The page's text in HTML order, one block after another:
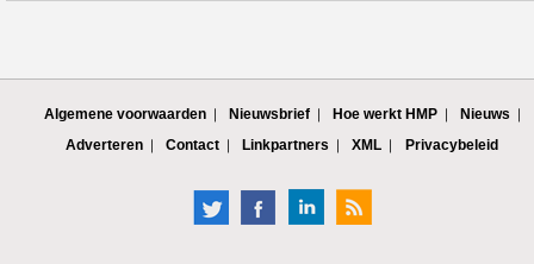
Algemene voorwaarden Nieuwsbrief Hoe werkt HMP
Nieuws
Adverteren
Contact Linkpartners XML Privacybeleid